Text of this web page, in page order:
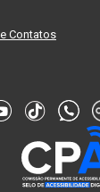
Contatos